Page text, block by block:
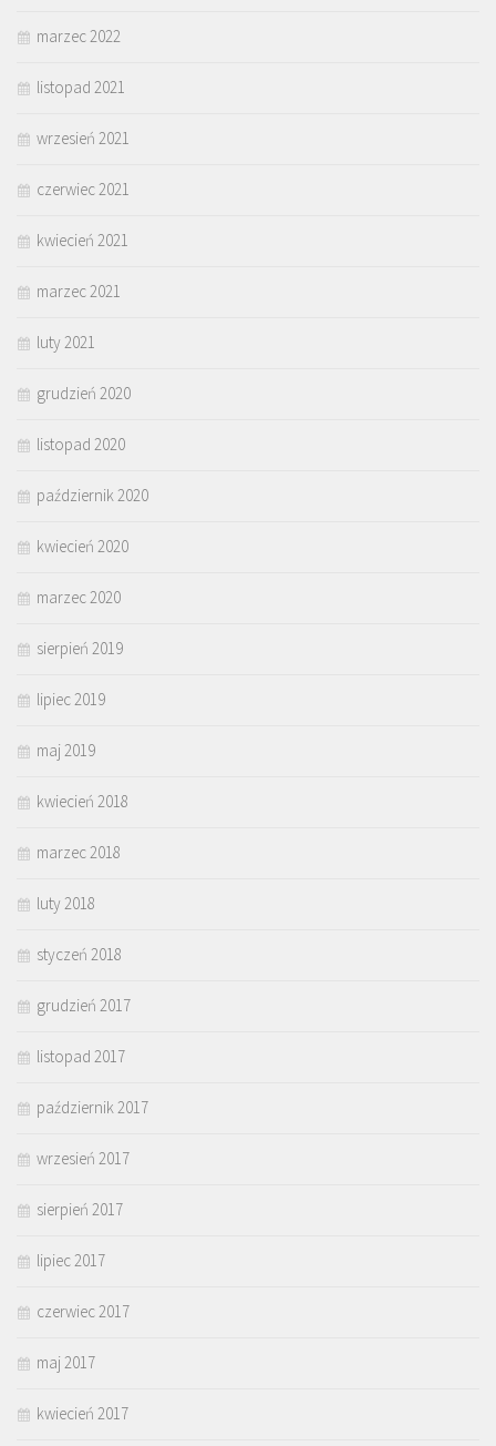
marzec 2022
listopad 2021
wrzesień 2021
czerwiec 2021
kwiecień 2021
marzec 2021
luty 2021
grudzień 2020
listopad 2020
październik 2020
kwiecień 2020
marzec 2020
sierpień 2019
lipiec 2019
maj 2019
kwiecień 2018
marzec 2018
luty 2018
styczeń 2018
grudzień 2017
listopad 2017
październik 2017
wrzesień 2017
sierpień 2017
lipiec 2017
czerwiec 2017
maj 2017
kwiecień 2017